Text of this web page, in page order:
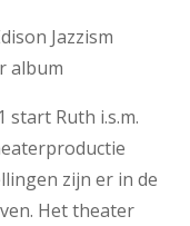
Jazzism
album
start Ruth i.s.m.
zijn er in de
Het theater